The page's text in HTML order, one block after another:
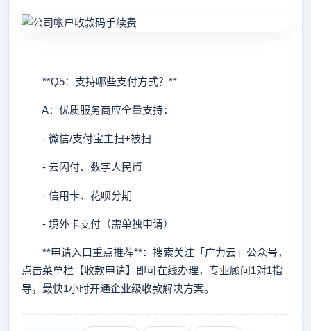
**Q5：支持哪些支付方式？**
A：优质服务商应全量支持：
- 微信/支付宝主扫+被扫
- 云闪付、数字人民币
- 信用卡、花呗分期
- 境外卡支付（需单独申请）
**申请入口重点推荐**：搜索关注「广力云」公众号，
点击菜单栏【收款申请】即可在线办理，专业顾问1对1指
导，最快1小时开通企业级收款解决方案。